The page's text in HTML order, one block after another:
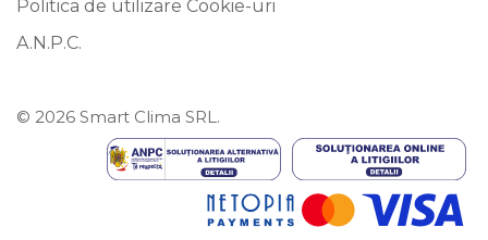
Politica de utilizare Cookie-uri
A.N.P.C.
© 2026 Smart Clima SRL.